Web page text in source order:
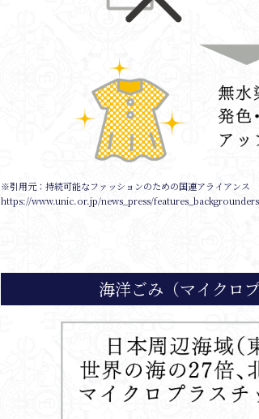
※引用元：持続可能なファッションのための国連アライアンス
https://www.unic.or.jp/news_press/
海洋ごみ（マイクロ